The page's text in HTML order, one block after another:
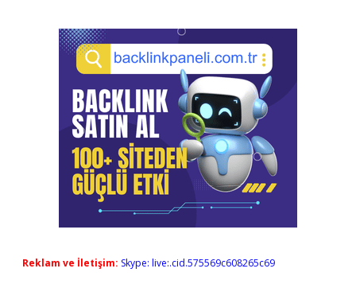
Reklam ve İletişim: Skype: live:.cid.575569c608265c69